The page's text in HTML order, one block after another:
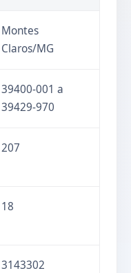
Montes
Claros/MG
39400-001 a
39429-970
207
18
3143302